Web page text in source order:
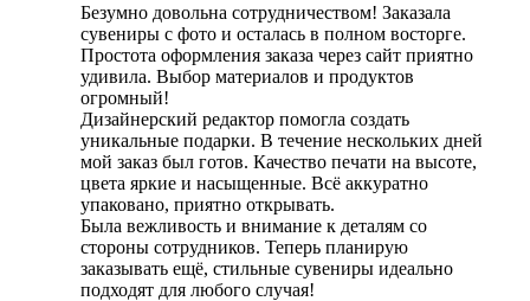
Безумно довольна сотрудничеством! Заказала
сувениры с фото и осталась в полном восторге.
Простота оформления заказа через сайт приятно
удивила. Выбор материалов и продуктов
огромный!
Дизайнерский редактор помогла создать
уникальные подарки. В течение нескольких дней
мой заказ был готов. Качество печати на высоте,
цвета яркие и насыщенные. Всё аккуратно
упаковано, приятно открывать.
Была вежливость и внимание к деталям со
стороны сотрудников. Теперь планирую
заказывать ещё, стильные сувениры идеально
подходят для любого случая!